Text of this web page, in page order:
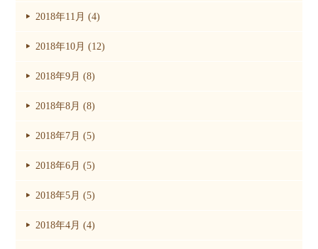
2018年11月 (4)
2018年10月 (12)
2018年9月 (8)
2018年8月 (8)
2018年7月 (5)
2018年6月 (5)
2018年5月 (5)
2018年4月 (4)